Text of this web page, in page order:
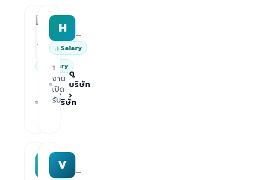
AiROVA AI Consultant
—
Salary
ดู
บริษัท
H —
Salary
1
งาน
เปิด
รับ
ดู
บริษัท
›
MAA group
—
V —